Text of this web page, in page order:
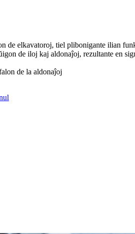
de elkavatoroj, tiel plibonigante ilian
de iloj kaj aldonaĵoj, rezultante en
de la aldonaĵoj